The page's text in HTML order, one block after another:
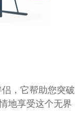
，它帮助您突破
地享受这个无界